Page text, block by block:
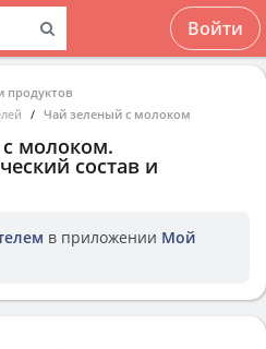
Войти
продуктов
Чай зеленый с молоком
молоком.
состав и
в приложении Мой